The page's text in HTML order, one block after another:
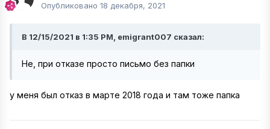
Опубликовано 18 декабря, 2021
В 12/15/2021 в 1:35 PM, emigrant007 сказал:
Не, при отказе просто письмо без папки
у меня был отказ в марте 2018 года и там тоже папка